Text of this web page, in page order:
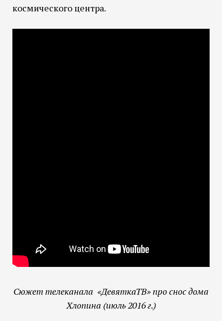
космического центра.
Сюжет телеканала «ДевяткаТВ» про снос дома
Хлопина (июль 2016 г.)